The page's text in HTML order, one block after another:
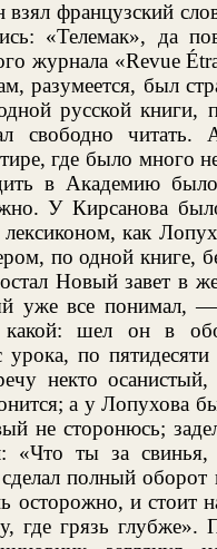
французский
«Телемак», да
журнала «Revue
разумеется, был
русской книги,
свободно
где было много
в Академию было
У Кирсанова
как
по одной книге,
Новый завет в
уже все понимал,
шел он в
по
некто
а у Лопухова
не сторонюсь;
«Что ты за
полный оборот
осторожно, и стоит
где грязь глубже».